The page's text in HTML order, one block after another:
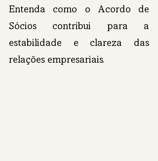
Entenda como o Acordo de
Sócios contribui para a
estabilidade e clareza das
relações empresariais.